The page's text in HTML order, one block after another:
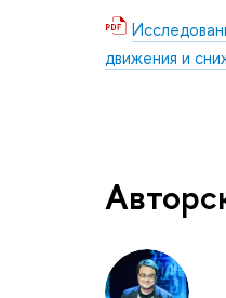
движения и